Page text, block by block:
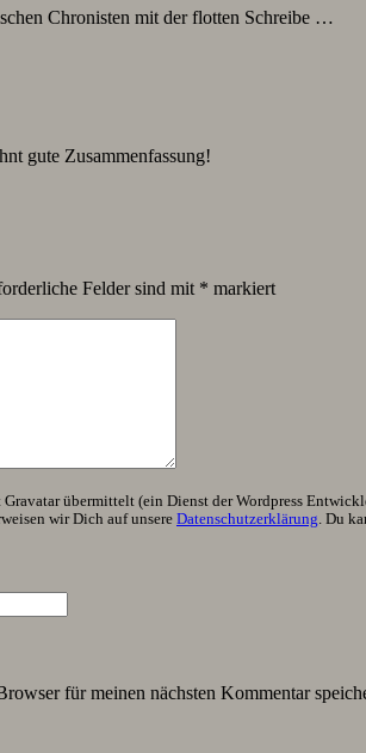
Chronisten mit der flotten Schreibe …
gute Zusammenfassung!
Felder sind mit * markiert
übermittelt (ein Dienst der Wordpress
wir Dich auf unsere Datenschutzerklärung. Du
für meinen nächsten Kommentar